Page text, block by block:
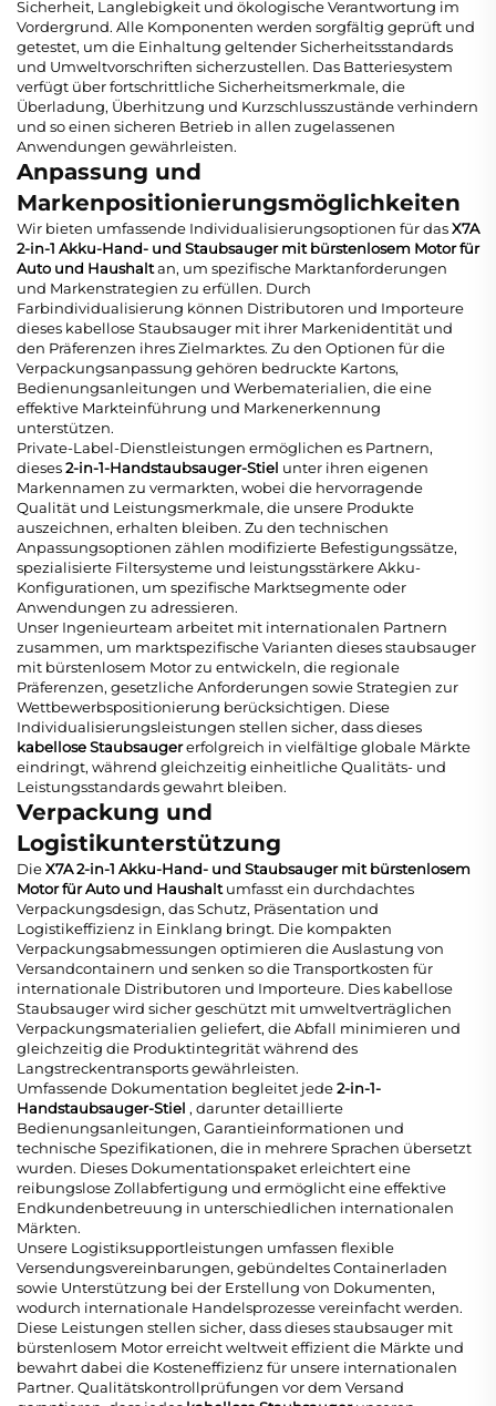
Sicherheit, Langlebigkeit und ökologische Verantwortung im
Vordergrund. Alle Komponenten werden sorgfältig geprüft und
getestet, um die Einhaltung geltender Sicherheitsstandards
und Umweltvorschriften sicherzustellen. Das Batteriesystem
verfügt über fortschrittliche Sicherheitsmerkmale, die
Überladung, Überhitzung und Kurzschlusszustände verhindern
und so einen sicheren Betrieb in allen zugelassenen
Anwendungen gewährleisten.
Anpassung und
Markenpositionierungsmöglichkeiten
Wir bieten umfassende Individualisierungsoptionen für dasX7A
2-in-1 Akku-Hand- und Staubsauger mit bürstenlosem Motor für
Auto und Haushaltan, um spezifische Marktanforderungen
und Markenstrategien zu erfüllen. Durch
Farbindividualisierung können Distributoren und Importeure
dieses kabellose Staubsauger mit ihrer Markenidentität und
den Präferenzen ihres Zielmarktes. Zu den Optionen für die
Verpackungsanpassung gehören bedruckte Kartons,
Bedienungsanleitungen und Werbematerialien, die eine
effektive Markteinführung und Markenerkennung
unterstützen.
Private-Label-Dienstleistungen ermöglichen es Partnern,
dieses2-in-1-Handstaubsauger-Stiel unter ihren eigenen
Markennamen zu vermarkten, wobei die hervorragende
Qualität und Leistungsmerkmale, die unsere Produkte
auszeichnen, erhalten bleiben. Zu den technischen
Anpassungsoptionen zählen modifizierte Befestigungssätze,
spezialisierte Filtersysteme und leistungsstärkere Akku-
Konfigurationen, um spezifische Marktsegmente oder
Anwendungen zu adressieren.
Unser Ingenieurteam arbeitet mit internationalen Partnern
zusammen, um marktspezifische Varianten diesesstaubsauger
mit bürstenlosem Motorzu entwickeln, die regionale
Präferenzen, gesetzliche Anforderungen sowie Strategien zur
Wettbewerbspositionierung berücksichtigen. Diese
Individualisierungsleistungen stellen sicher, dass dieses
kabellose Staubsaugererfolgreich in vielfältige globale Märkte
eindringt, während gleichzeitig einheitliche Qualitäts- und
Leistungsstandards gewahrt bleiben.
Verpackung und
Logistikunterstützung
DieX7A 2-in-1 Akku-Hand- und Staubsauger mit bürstenlosem
Motor für Auto und Haushalt umfasst ein durchdachtes
Verpackungsdesign, das Schutz, Präsentation und
Logistikeffizienz in Einklang bringt. Die kompakten
Verpackungsabmessungen optimieren die Auslastung von
Versandcontainern und senken so die Transportkosten für
internationale Distributoren und Importeure. Dies kabellose
Staubsaugerwird sicher geschützt mit umweltverträglichen
Verpackungsmaterialien geliefert, die Abfall minimieren und
gleichzeitig die Produktintegrität während des
Langstreckentransports gewährleisten.
Umfassende Dokumentation begleitet jede2-in-1-
Handstaubsauger-Stiel , darunter detaillierte
Bedienungsanleitungen, Garantieinformationen und
technische Spezifikationen, die in mehrere Sprachen übersetzt
wurden. Dieses Dokumentationspaket erleichtert eine
reibungslose Zollabfertigung und ermöglicht eine effektive
Endkundenbetreuung in unterschiedlichen internationalen
Märkten.
Unsere Logistiksupportleistungen umfassen flexible
Versendungsvereinbarungen, gebündeltes Containerladen
sowie Unterstützung bei der Erstellung von Dokumenten,
wodurch internationale Handelsprozesse vereinfacht werden.
Diese Leistungen stellen sicher, dass diesesstaubsauger mit
bürstenlosem Motorerreicht weltweit effizient die Märkte und
bewahrt dabei die Kosteneffizienz für unsere internationalen
Partner. Qualitätskontrollprüfungen vor dem Versand